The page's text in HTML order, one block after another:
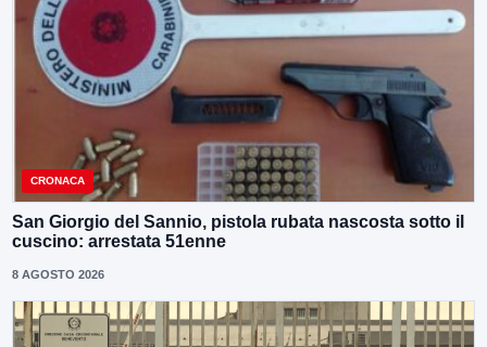
CRONACA
San Giorgio del Sannio, pistola rubata nascosta sotto il
cuscino: arrestata 51enne
8 AGOSTO 2026